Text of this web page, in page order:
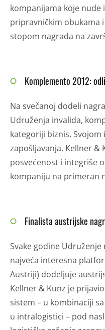
kompanijama koje nude
pripravničkim obukama
stopom nagrada na
Komplemento 2012:
Na svečanoj dodeli
Udruženja invalida,
kategoriji biznis.
zapošljavanja, Kellner &
posvećenost i integriše
kompaniju na primeran
Finalista austrijske
Svake godine Udruženje
najveća interesna
Austriji) dodeljuje
Kellner & Kunz je
sistem – u kombinaciji
u intralogistici – pod